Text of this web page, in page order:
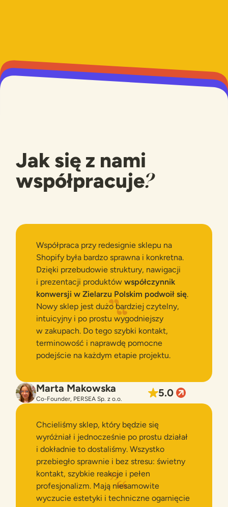
Jak się z nami
współpracuje?
Współpraca przy redesignie sklepu na
Shopify była bardzo sprawna i konkretna.
Dzięki przebudowie struktury, nawigacji
i prezentacji produktówwspółczynnik
konwersji w Zielarzu Polskim podwoił się.
Nowy sklep jest dużo bardziej czytelny,
intuicyjny i po prostu wygodniejszy
w zakupach. Do tego szybki kontakt,
terminowość i naprawdę pomocne
podejście na każdym etapie projektu.
Marta Makowska
Co-Founder, PERSEA Sp. z o.o. 5.0
Chcieliśmy sklep, który będzie się
wyróżniał i jednocześnie po prostu działał
i dokładnie to dostaliśmy. Wszystko
przebiegło sprawnie i bez stresu: świetny
kontakt, szybkie reakcje i pełen
profesjonalizm. Mają niesamowite
wyczucie estetyki i techniczne ogarnięcie